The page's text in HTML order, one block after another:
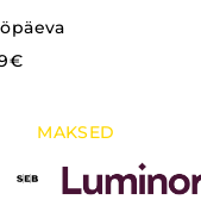
MAKSED